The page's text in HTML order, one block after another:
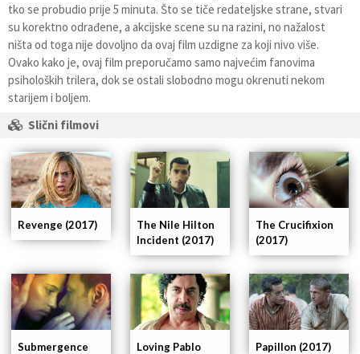
tko se probudio prije 5 minuta. Što se tiče redateljske strane, stvari
su korektno odrađene, a akcijske scene su na razini, no nažalost
ništa od toga nije dovoljno da ovaj film uzdigne za koji nivo više.
Ovako kako je, ovaj film preporučamo samo najvećim fanovima
psiholoških trilera, dok se ostali slobodno mogu okrenuti nekom
starijem i boljem.
Slični filmovi
Papillon (2017)
Loving Pablo
Submergence
The Crucifixion
(2017)
The Nile Hilton
Incident (2017)
Revenge (2017)